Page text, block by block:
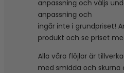
anpassning och väljs
anpassning och
ingår inte i grundpriset!
produkt och se priset
Alla våra flöjlar är
med smidda och skurna